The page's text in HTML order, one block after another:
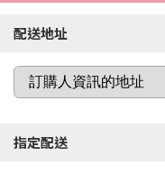
配送地址
指定配送